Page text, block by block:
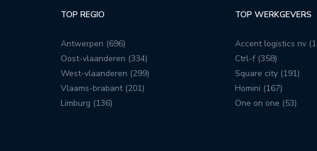
TOP REGIO
Antwerpen (696)
Oost-vlaanderen (334)
West-vlaanderen (299)
Vlaams-brabant (201)
Limburg (136)
TOP WERKGEVERS
Accent logistics nv
Ctrl-f (358)
Square city (191)
Homini (167)
One on one (53)